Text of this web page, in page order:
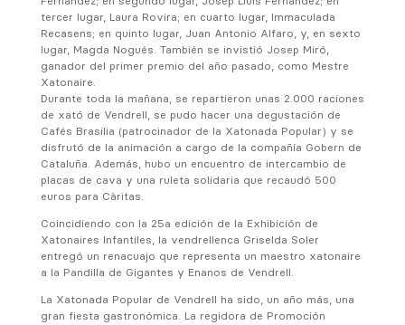
tercer lugar, Laura Rovira; en cuarto lugar, Immaculada
Recasens; en quinto lugar, Juan Antonio Alfaro, y, en sexto
lugar, Magda Nogués. También se invistió Josep Miró,
ganador del primer premio del año pasado, como Mestre
Xatonaire.
Durante toda la mañana, se repartieron unas 2.000 raciones
de xató de Vendrell, se pudo hacer una degustación de
Cafés Brasilia (patrocinador de la Xatonada Popular) y se
disfrutó de la animación a cargo de la compañía Gobern de
Cataluña. Además, hubo un encuentro de intercambio de
placas de cava y una ruleta solidaria que recaudó 500
euros para Càritas.
Coincidiendo con la 25a edición de la Exhibición de
Xatonaires Infantiles, la vendrellenca Griselda Soler
entregó un renacuajo que representa un maestro xatonaire
a la Pandilla de Gigantes y Enanos de Vendrell.
La Xatonada Popular de Vendrell ha sido, un año más, una
gran fiesta gastronómica. La regidora de Promoción